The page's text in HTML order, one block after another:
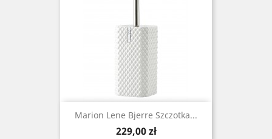
Marion Lene Bjerre Szczotka...
Cena
229,00 zł